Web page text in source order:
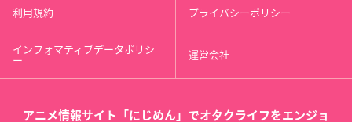
利用規約 プライバシーポリシー
インフォマティブデータポリシ
ー 運営会社
アニメ情報サイト「にじめん」でオタクライフをエンジョ